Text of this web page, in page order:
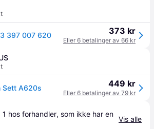
397 007 620 373 kr
Eller 6 betalinger av 66 kr
Sett A620s 449 kr
Eller 6 betalinger av 79 kr
1 hos forhandler, som ikke har en
Vis alle